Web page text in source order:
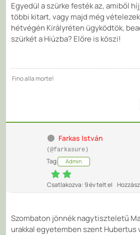
Egyedül a szürke festék az, amiből
többi kitart, vagy majd még
hétvégén Királyréten ügyködtök,
szürkét a Hiúzba? Előre is köszi!
Fino alla morte!
Farkas István
(@farkasure)
Tag Admin
Csatlakozva: 9 év telt el
Szombaton jönnék nagytiszteletű
urakkal egyetemben szent